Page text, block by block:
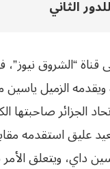
الثاني
“الشروق نيوز”،
ويقدمه الزميل
الجزائر صاحبتها
داي، ويتعلق